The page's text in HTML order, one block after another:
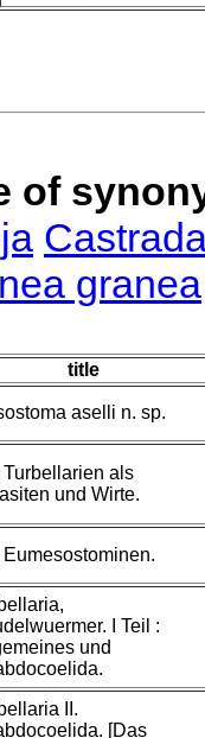
of
granea
title
aselli n. sp.
Turbellarien als
und Wirte.
Eumesostominen.
I Teil :
und
II.
[Das